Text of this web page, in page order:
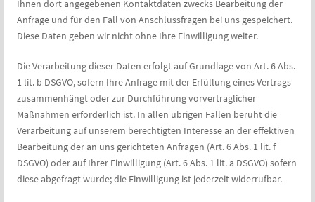
Ihnen dort angegebenen Kontaktdaten zwecks Bearbeitung der
Anfrage und für den Fall von Anschlussfragen bei uns gespeichert.
Diese Daten geben wir nicht ohne Ihre Einwilligung weiter.
Die Verarbeitung dieser Daten erfolgt auf Grundlage von Art. 6 Abs.
1 lit. b DSGVO, sofern Ihre Anfrage mit der Erfüllung eines Vertrags
zusammenhängt oder zur Durchführung vorvertraglicher
Maßnahmen erforderlich ist. In allen übrigen Fällen beruht die
Verarbeitung auf unserem berechtigten Interesse an der effektiven
Bearbeitung der an uns gerichteten Anfragen (Art. 6 Abs. 1 lit. f
DSGVO) oder auf Ihrer Einwilligung (Art. 6 Abs. 1 lit. a DSGVO) sofern
diese abgefragt wurde; die Einwilligung ist jederzeit widerrufbar.